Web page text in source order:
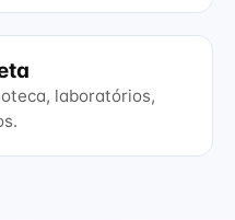
laboratórios,